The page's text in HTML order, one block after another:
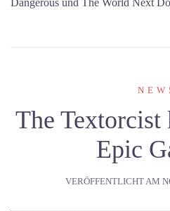
The Textorcist
Epic
VERÖFFENTLICHT AM